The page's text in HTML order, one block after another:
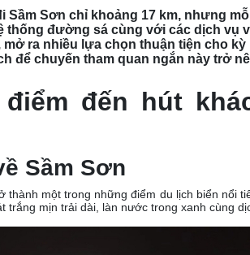
Sầm Sơn chỉ khoảng 17 km, nhưng
thống đường sá cùng với các dịch vụ
ra nhiều lựa chọn thuận tiện cho kỳ
để chuyến tham quan ngắn này trở
điểm đến hút
Sầm Sơn
thành một trong những điểm du lịch biển nổi
trắng mịn trải dài, làn nước trong xanh cùng